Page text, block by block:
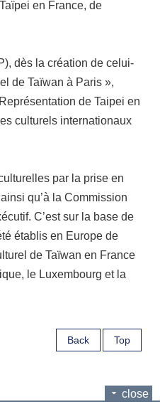
en France, de
dès la création de celui-
de Taïwan à Paris »,
de Taipei en
culturels internationaux
par la prise en
qu’à la Commission
C’est sur la base de
établis en Europe de
de Taïwan en France
le Luxembourg et la
Back Top
close